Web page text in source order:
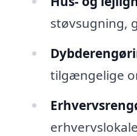
støvsugning,
tilgængelige